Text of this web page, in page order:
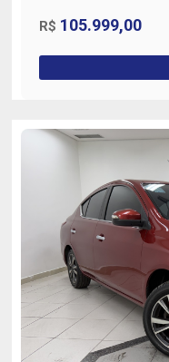
R$ 105.999,00